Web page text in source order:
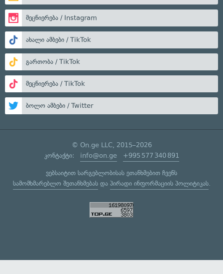
მეცნიერება / Instagram
ახალი ამბები / TikTok
გართობა / TikTok
მეცნიერება / TikTok
ბოლო ამბები / Twitter
© On.ge LLC, 2015–2026
კონტაქტი: info@on.ge +995 577 340 891
ვებსაიტით სარგებლობისას ეთანხმებით ჩვენს
სამომხმარებლო შეთანხმებასდა პირადი ინფორმაციის პოლიტიკას.